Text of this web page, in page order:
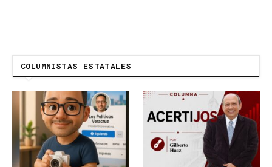
COLUMNISTAS ESTATALES